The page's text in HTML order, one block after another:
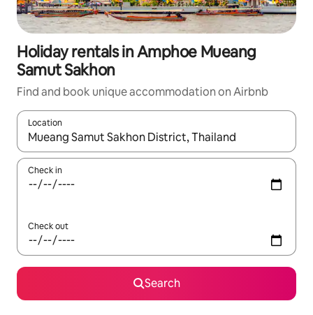
Holiday rentals in Amphoe Mueang
Samut Sakhon
Find and book unique accommodation on Airbnb
Location
When results are available, navigate with the up and down
Check in
Check out
Search